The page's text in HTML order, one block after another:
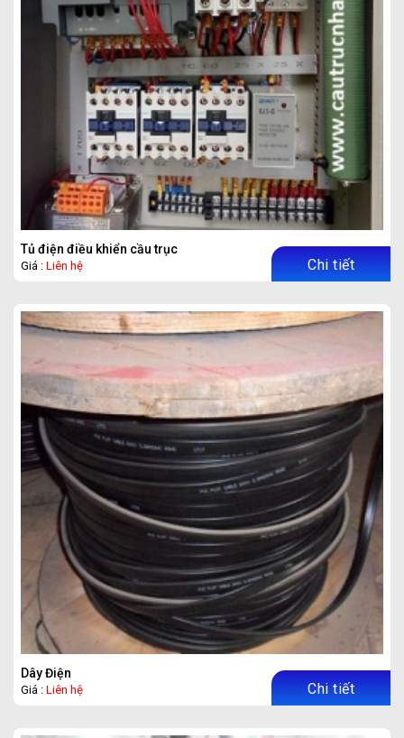
Tủ điện điều khiển cầu trục
Giá : Liên hệ Chi tiết
Dây Điện
Giá : Liên hệ Chi tiết